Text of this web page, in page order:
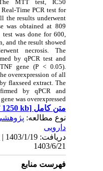
The MTT test, IC50
Real-Time PCR test for
all the results underwent
was obtained at 809
test was done for 600,
and the result showed
necrosis. The
by qPCR test and
of TNF gene (P < 0.05).
the overexpression of all
by flaxseed extract. The
by qPCR and
gene was overexpressed.
متن کامل[PDF 1250 kb]
نوع مطالعه:پژوهشی|
دارویی
1403/6/21
فهرست منابع